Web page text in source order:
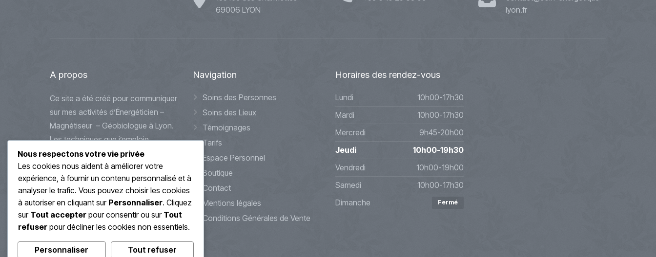
69006 LYON
lyon.fr
A propos
Ce site a été créé pour communiquer
sur mes activités d’Énergéticien –
Magnétiseur – Géobiologue à Lyon.
Les techniques que j’emploie
peuvent s’apparenter à des
méthodes douces et alternatives
d’accompagnements et de soin.
Celles-ci ne se substitueront jamais
à des traitements médicaux que
vous pourriez avoir en cours ou à
Navigation
Soins des Personnes
Soins des Lieux
Témoignages
Tarifs
Espace Personnel
Boutique
Contact
Mentions légales
Conditions Générales de Vente
Horaires des rendez-vous
Lundi
10h00-17h30
Mardi
10h00-17h30
Mercredi
9h45-20h00
Jeudi
10h00-19h30
Vendredi
10h00-19h00
Samedi
10h00-17h30
Dimanche
Fermé
Nous respectons votre vie privée
Les cookies nous aident à améliorer votre
expérience, à fournir un contenu personnalisé et à
analyser le trafic. Vous pouvez choisir les cookies
à autoriser en cliquant sur Personnaliser. Cliquez
sur Tout accepter pour consentir ou sur Tout
refuser pour décliner les cookies non essentiels.
Personnaliser Tout refuser